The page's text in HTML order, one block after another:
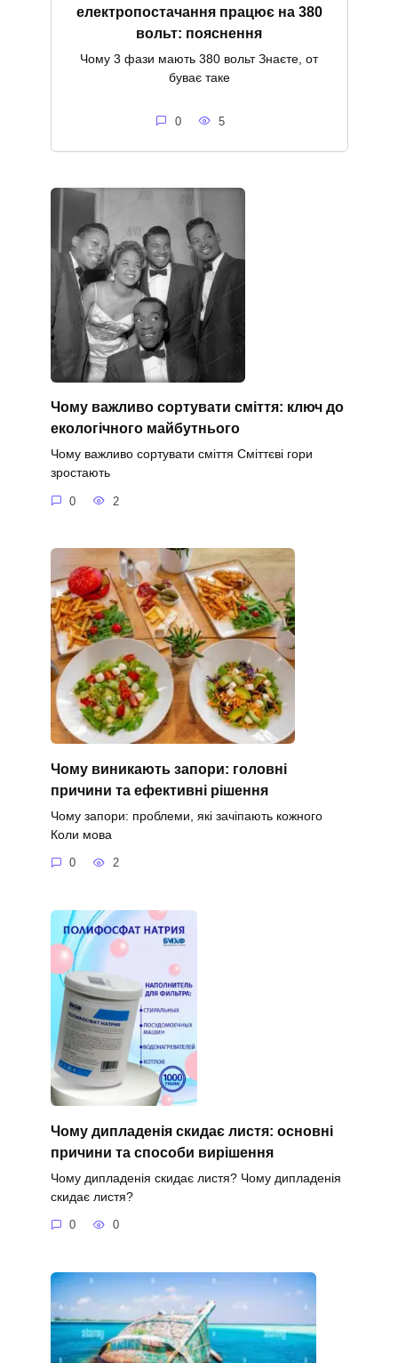
електропостачання працює на 380
вольт: пояснення
Чому 3 фази мають 380 вольт Знаєте, от
буває таке
0 5
Чому важливо сортувати сміття: ключ до
екологічного майбутнього
Чому важливо сортувати сміття Сміттєві гори
зростають
0 2
Чому виникають запори: головні
причини та ефективні рішення
Чому запори: проблеми, які зачіпають кожного
Коли мова
0 2
Чому дипладенія скидає листя: основні
причини та способи вирішення
Чому дипладенія скидає листя? Чому дипладенія
скидає листя?
0 0